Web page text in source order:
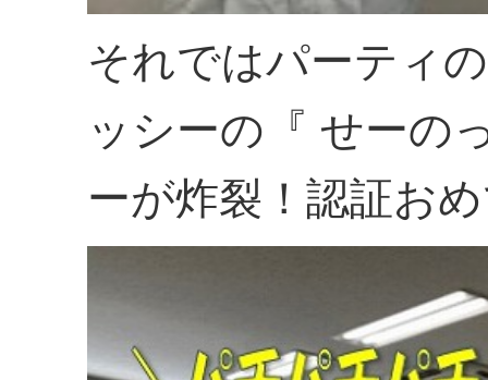
それではパーティ
ッシーの『 せーの
ーが炸裂！認証お